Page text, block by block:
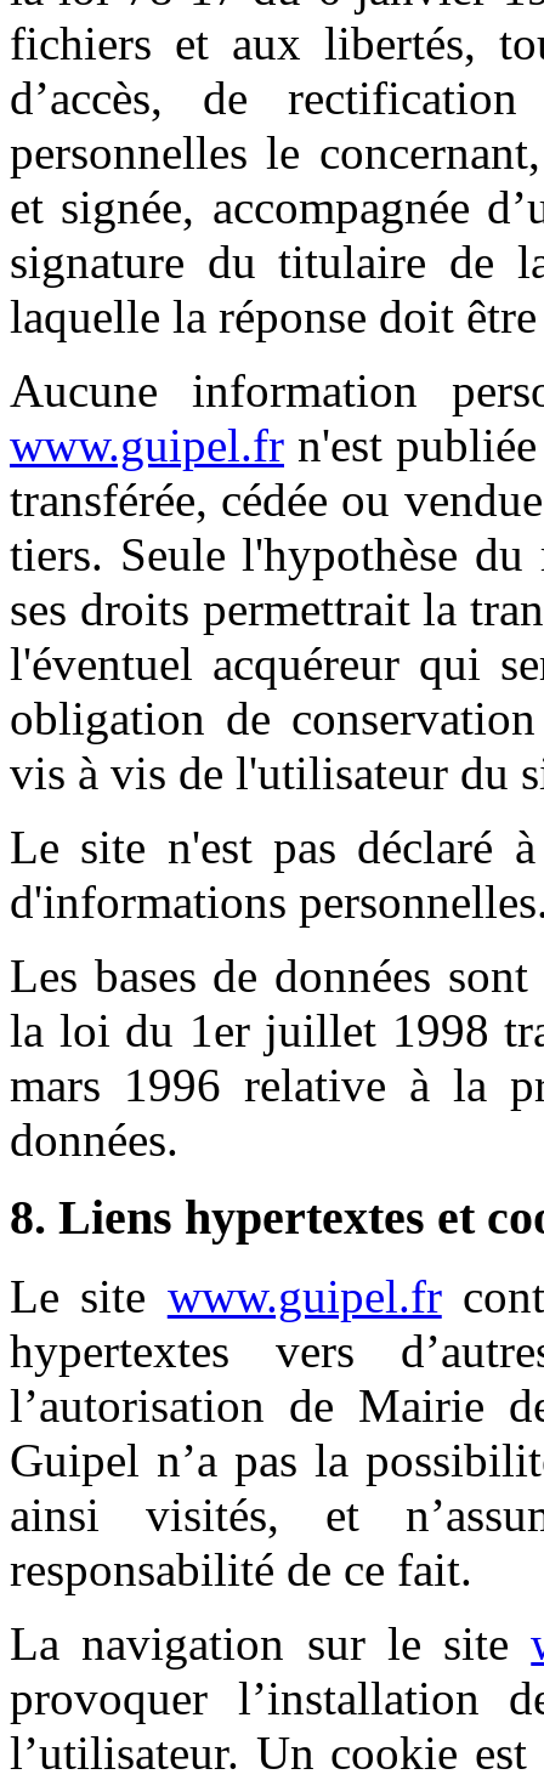
fichiers et aux libertés,
d’accès, de
personnelles le
et signée, accompagnée
signature du titulaire de
laquelle la réponse doit
Aucune information
www.guipel.fr n'est
transférée, cédée ou
tiers. Seule l'hypothèse
ses droits permettrait la
l'éventuel acquéreur qui
obligation de
vis à vis de l'utilisateur du
Le site n'est pas déclaré
d'informations
Les bases de données
la loi du 1er juillet 1998
mars 1996 relative à la
données.
8. Liens hypertextes et
Le site www.guipel.fr
hypertextes vers
l’autorisation de Mairie
Guipel n’a pas la
ainsi visités, et
responsabilité de ce fait.
La navigation sur le site
provoquer l’installation
l’utilisateur. Un cookie